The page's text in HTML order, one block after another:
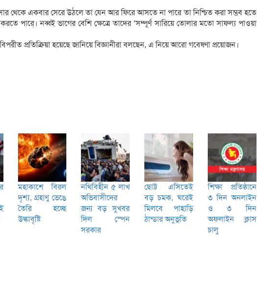
থেকে একবার সেরে উঠলে তা যেন আর ফিরে আসতে না পারে তা নিশ্চিত করা সম্ভব হতে
পারে্। নব্বই ভাগের বেশি ক্ষেত্রে তাদের ‘সম্পূর্ণ সারিয়ে তোলার মতো সাফল্য পাওয়া
প্রতিক্রিয়া হয়েছে জানিয়ে বিজ্ঞানীরা বলছেন, এ নিয়ে আরো গবেষণা প্রয়োজন।
মহাকাশে বিরল
দৃশ্য, গ্রহাণু ভেঙে
তৈরি হচ্ছে
উল্কাবৃষ্টি
নথিবিহীন ৫ লাখ
অভিবাসীদের
জন্য বড় সুখবর
দিল স্পেন
সরকার
ছোট্ট এসিতেই
বড় চমক, ঘরেই
মিলবে পাহাড়ি
ঠান্ডার অনুভূতি
শিক্ষা প্রতিষ্ঠানে
৩ দিন অনলাইন
ও ৩ দিন
অফলাইন ক্লাস
চালু